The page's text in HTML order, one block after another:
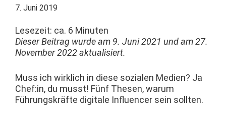
7. Juni 2019
Lesezeit: ca. 6 Minuten
Dieser Beitrag wurde am 9. Juni 2021 und am 27.
Novem­ber 2022 aktualisiert.
Muss ich wirk­lich in diese sozialen Medi­en? Ja
Chef:in, du musst! Fünf The­sen, warum
Führungskräfte dig­i­tale Influ­encer sein sollten.